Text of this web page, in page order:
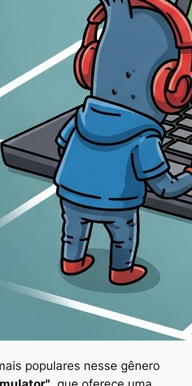
populares nesse gênero